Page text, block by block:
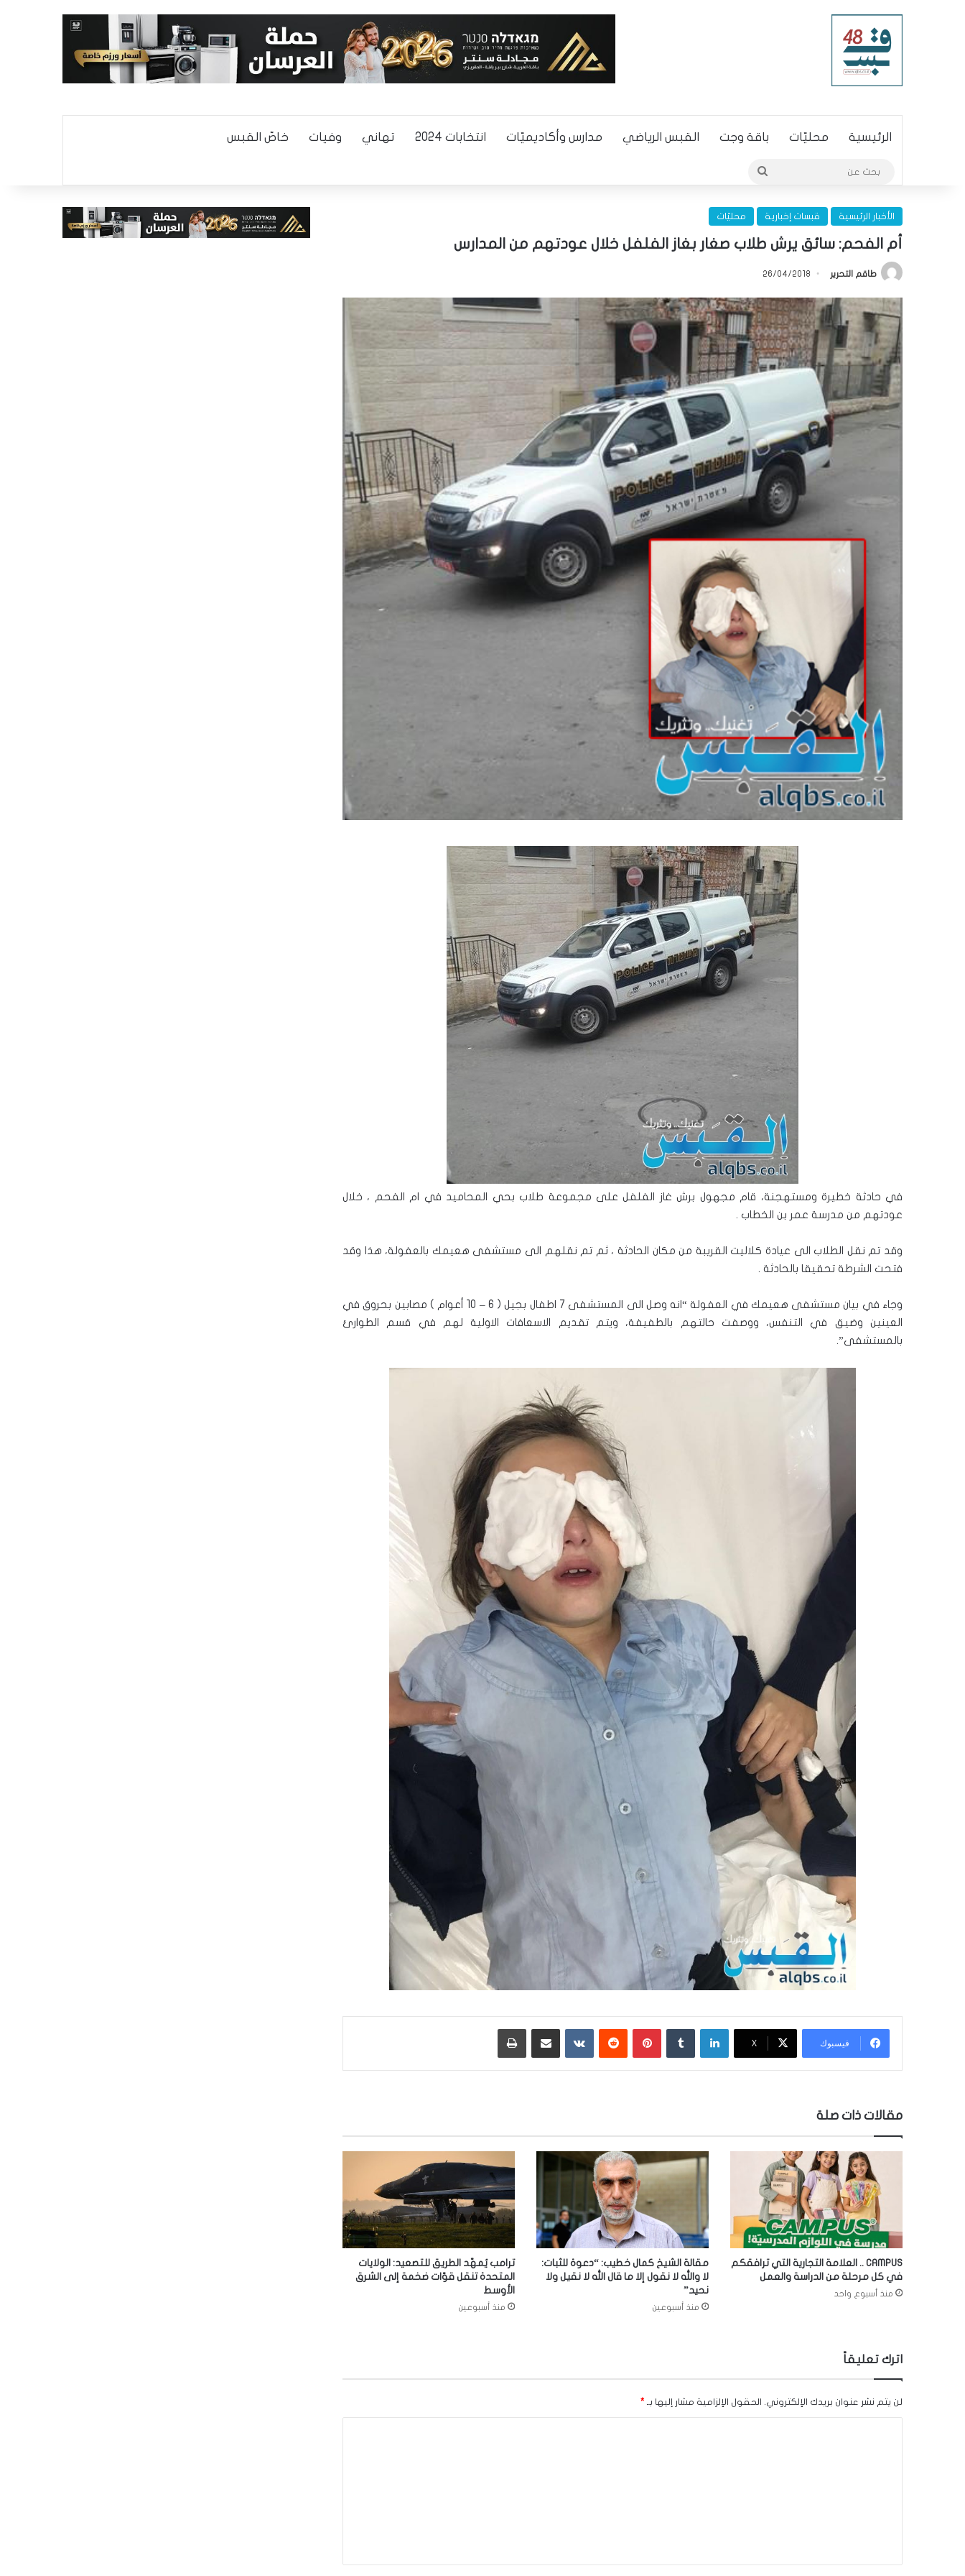
الرئيسية محليّات باقة وجت القبس الرياضي مدارس وأكاديميّات انتخابات 2024 تهاني وفيات خاصّ القبس
الأخبار الرئيسية قبسات إخبارية محليّات
أم الفحم: سائق يرش طلاب صغار بغاز الفلفل خلال عودتهم من المدارس
طاقم التحرير 26/04/2018
في حادثة خطيرة ومستهجنة، قام مجهول برش غاز الفلفل على مجموعة طلاب بحي المحاميد في ام الفحم ، خلال
عودتهم من مدرسة عمر بن الخطاب .
وقد تم نقل الطلاب الى عيادة كلاليت القريبة من مكان الحادثة ، ثم تم نقلهم الى مستشفى هعيمك بالعفولة، هذا وقد
فتحت الشرطة تحقيقا بالحادثة .
وجاء في بيان مستشفى هعيمك في العفولة “انه وصل الى المستشفى 7 اطفال بجيل ( 6 – 10 أعوام ) مصابين بحروق في
العينين وضيق في التنفس، ووصفت حالتهم بالطفيفة، ويتم تقديم الاسعافات الاولية لهم في قسم الطوارئ
بالمستشفى”.
فيسبوك ‫X
لينكدإن بينتيريست ‏VKontakte
مقالات ذات صلة
CAMPUS .. العلامة التجارية التي ترافقكم
في كل مرحلة من الدراسة والعمل
منذ أسبوع واحد
مقالة الشيخ كمال خطيب: “دعوة للثبات:
لا والله لا نقول إلا ما قال الله لا نقيل ولا
نحيد”
منذ أسبوعين
ترامب يُمهّد الطريق للتصعيد: الولايات
المتحدة تنقل قوّات ضخمة إلى الشرق
الأوسط
منذ أسبوعين
اترك تعليقاً
لن يتم نشر عنوان بريدك الإلكتروني. الحقول الإلزامية مشار إليها بـ *